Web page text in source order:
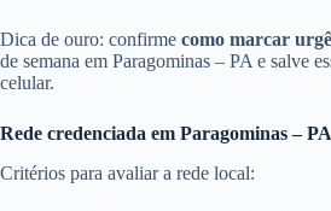
Dica de ouro: confirme como marcar
de semana em Paragominas – PA e salve
celular.
Rede credenciada em Paragominas – PA
Critérios para avaliar a rede local: